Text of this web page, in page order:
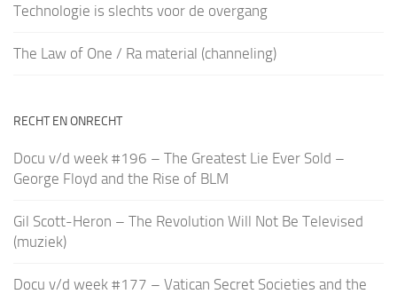
Technologie is slechts voor de overgang
The Law of One / Ra material (channeling)
RECHT EN ONRECHT
Docu v/d week #196 – The Greatest Lie Ever Sold –
George Floyd and the Rise of BLM
Gil Scott-Heron – The Revolution Will Not Be Televised
(muziek)
Docu v/d week #177 – Vatican Secret Societies and the